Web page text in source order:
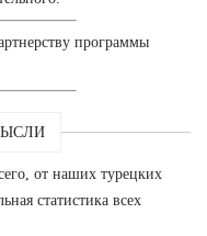
программы
от наших турецких
статистика всех